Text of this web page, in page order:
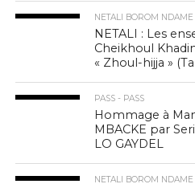
NETALI BOROM NDAME
NETALI : Les
Cheikhoul
« Zhoul-hijja »
PASS - PASS
Hommage à
MBACKE par
LO GAYDEL
NETALI BOROM NDAME